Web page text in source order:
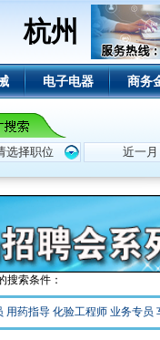
杭州
电子电器 商务
搜索条件：
用药指导 化验工程师 业务专员